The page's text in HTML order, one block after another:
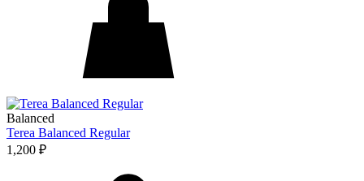
Balanced
Terea Balanced Regular
1,200 ₽